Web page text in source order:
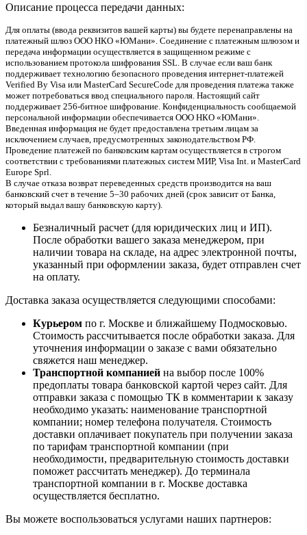
Описание процесса передачи данных:
Для оплаты (ввода реквизитов вашей карты) вы будете перенаправлены на
платежный шлюз ООО НКО «ЮМани». Соединение с платежным шлюзом и
передача информации осуществляется в защищенном режиме с
использованием протокола шифрования SSL. В случае если ваш банк
поддерживает технологию безопасного проведения интернет-платежей
Verified By Visa или MasterCard SecureCode для проведения платежа также
может потребоваться ввод специального пароля. Настоящий сайт
поддерживает 256-битное шифрование. Конфиденциальность сообщаемой
персональной информации обеспечивается ООО НКО «ЮМани».
Введенная информация не будет предоставлена третьим лицам за
исключением случаев, предусмотренных законодательством РФ.
Проведение платежей по банковским картам осуществляется в строгом
соответствии с требованиями платежных систем МИР, Visa Int. и MasterCard
Europe Sprl.
В случае отказа возврат переведенных средств производится на ваш
банковский счет в течение 5–30 рабочих дней (срок зависит от Банка,
который выдал вашу банковскую карту).
Безналичный расчет (для юридических лиц и ИП).
После обработки вашего заказа менеджером, при
наличии товара на складе, на адрес электронной почты,
указанный при оформлении заказа, будет отправлен счет
на оплату.
Доставка заказа осуществляется следующими способами:
Курьером по г. Москве и ближайшему Подмосковью.
Стоимость рассчитывается после обработки заказа. Для
уточнения информации о заказе с вами обязательно
свяжется наш менеджер.
Транспортной компанией на выбор после 100%
предоплаты товара банковской картой через сайт. Для
отправки заказа с помощью ТК в комментарии к заказу
необходимо указать: наименование транспортной
компании; номер телефона получателя. Стоимость
доставки оплачивает покупатель при получении заказа
по тарифам транспортной компании (при
необходимости, предварительную стоимость доставки
поможет рассчитать менеджер). До терминала
транспортной компании в г. Москве доставка
осуществляется бесплатно.
Вы можете воспользоваться услугами наших партнеров: